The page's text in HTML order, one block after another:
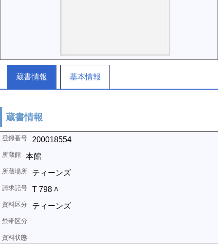
蔵書情報 基本情報
蔵書情報
200018554
本館
ティーンズ
T 798 ﾊ
ティーンズ